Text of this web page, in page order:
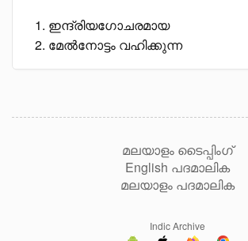
ഇന്ദ്രിയഗോചരമായ
മേൽനോട്ടം വഹിക്കുന്ന
മലയാളം ടൈപ്പിംഗ്
English പദമാലിക
മലയാളം പദമാലിക
Indic Archive